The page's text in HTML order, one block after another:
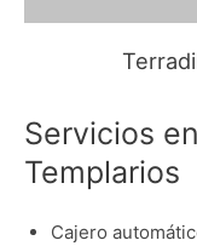
Servicios
Templarios
Cajero